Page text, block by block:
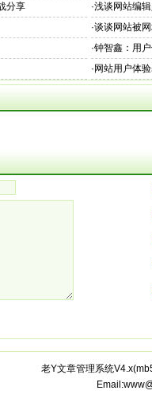
分享 ·浅谈网站编
·谈谈网站被
·钟智鑫：用
· 网站用户体
老Y文章管理系统V4.x(